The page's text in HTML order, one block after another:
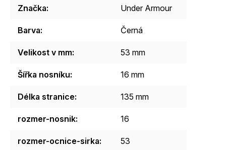
Značka: Under Armour
Barva: Černá
Velikost v mm: 53 mm
Šířka nosníku: 16 mm
Délka stranice: 135 mm
rozmer-nosnik: 16
rozmer-ocnice-sirka: 53